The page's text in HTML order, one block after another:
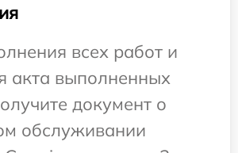
всех работ и
акта выполненных
документ о
обслуживании